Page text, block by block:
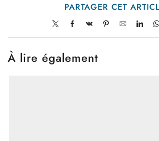
PARTAGER CET
À lire également